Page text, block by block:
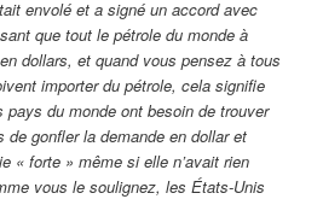
envolé et a signé un accord avec
que tout le pétrole du monde à
dollars, et quand vous pensez à tous
importer du pétrole, cela signifie
pays du monde ont besoin de trouver
de gonfler la demande en dollar et
« forte » même si elle n’avait rien
vous le soulignez, les États-Unis